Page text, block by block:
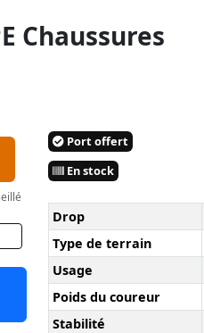
Chaussures
Port offert
En stock
Drop
Type de terrain
Usage
Poids du coureur
Stabilité